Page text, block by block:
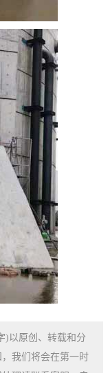
)以原创、转载和分
我们将会在第一时